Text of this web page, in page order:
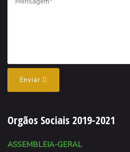
Enviar
Orgãos Sociais 2019-2021
ASSEMBLEIA-GERAL